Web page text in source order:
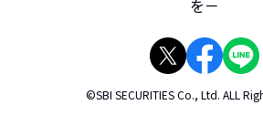
を－
©SBI SECURITIES Co., Ltd. ALL